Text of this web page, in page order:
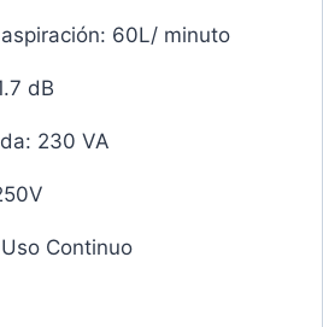
60L/ minuto
dB
230 VA
Continuo